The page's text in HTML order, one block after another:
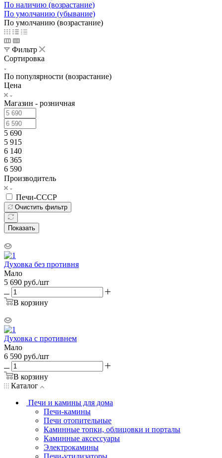
По наличию (возрастание)
По умолчанию (убывание)
По умолчанию (возрастание)
Фильтр
Сортировка
По популярности (возрастание)
Цена
Магазин - розничная
5 690
5 915
6 140
6 365
6 590
Производитель
Печи-СССР
Очистить фильтр
Показать
Духовка без противня
Мало
5 690 руб./шт
В корзину
Духовка с противнем
Мало
6 590 руб./шт
В корзину
Каталог
Печи и камины для дома
Печи-камины
Печи отопительные
Каминные топки, облицовки и порталы
Каминные аксессуары
Электрокамины
Печи-утилизаторы